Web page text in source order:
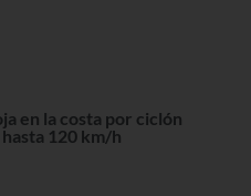
en la costa por ciclón
120 km/h